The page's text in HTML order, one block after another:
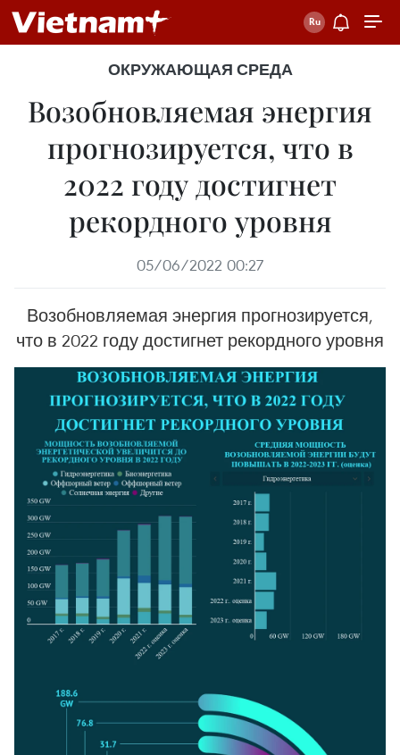
ОКРУЖАЮЩАЯ СРЕДА
Возобновляемая энергия
прогнозируется, что в
2022 году достигнет
рекордного уровня
05/06/2022 00:27
Возобновляемая энергия прогнозируется,
что в 2022 году достигнет рекордного уровня